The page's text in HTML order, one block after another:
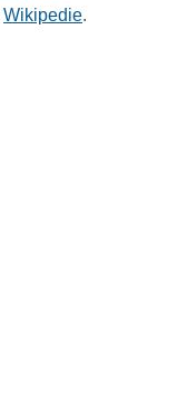
Wikipedie.